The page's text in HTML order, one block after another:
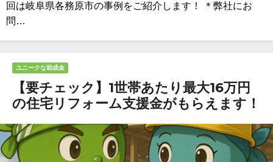
回は岐阜県各務原市の事例をご紹介します！ ＊弊社にお
問…
ユニークな助成金
【要チェック】1世帯あたり最大16万円
の住宅リフォーム支援金がもらえます！